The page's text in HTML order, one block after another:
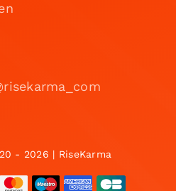
- 2026 | RiseKarma